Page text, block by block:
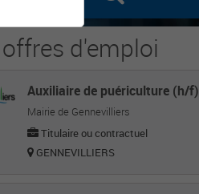
d'emploi
Auxiliaire de puériculture (h/f)
Mairie de Gennevilliers
Titulaire ou contractuel
GENNEVILLIERS